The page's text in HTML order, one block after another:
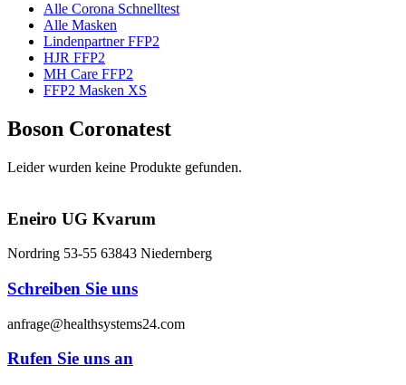
Alle Corona Schnelltest
Alle Masken
Lindenpartner FFP2
HJR FFP2
MH Care FFP2
FFP2 Masken XS
Boson Coronatest
Leider wurden keine Produkte gefunden.
Eneiro UG Kvarum
Nordring 53-55 63843 Niedernberg
Schreiben Sie uns
anfrage@healthsystems24.com
Rufen Sie uns an